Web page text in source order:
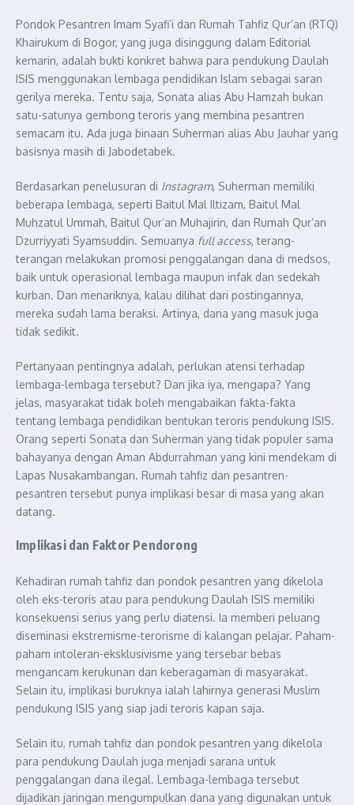
Pondok Pesantren Imam Syafi’i dan Rumah Tahfiz Qur’an (RTQ)
Khairukum di Bogor, yang juga disinggung dalam Editorial
kemarin, adalah bukti konkret bahwa para pendukung Daulah
ISIS menggunakan lembaga pendidikan Islam sebagai saran
gerilya mereka. Tentu saja, Sonata alias Abu Hamzah bukan
satu-satunya gembong teroris yang membina pesantren
semacam itu. Ada juga binaan Suherman alias Abu Jauhar yang
basisnya masih di Jabodetabek.
Berdasarkan penelusuran di Instagram, Suherman memiliki
beberapa lembaga, seperti Baitul Mal Iltizam, Baitul Mal
Muhzatul Ummah, Baitul Qur’an Muhajirin, dan Rumah Qur’an
Dzurriyyati Syamsuddin. Semuanya full access, terang-
terangan melakukan promosi penggalangan dana di medsos,
baik untuk operasional lembaga maupun infak dan sedekah
kurban. Dan menariknya, kalau dilihat dari postingannya,
mereka sudah lama beraksi. Artinya, dana yang masuk juga
tidak sedikit.
Pertanyaan pentingnya adalah, perlukan atensi terhadap
lembaga-lembaga tersebut? Dan jika iya, mengapa? Yang
jelas, masyarakat tidak boleh mengabaikan fakta-fakta
tentang lembaga pendidikan bentukan teroris pendukung ISIS.
Orang seperti Sonata dan Suherman yang tidak populer sama
bahayanya dengan Aman Abdurrahman yang kini mendekam di
Lapas Nusakambangan. Rumah tahfiz dan pesantren-
pesantren tersebut punya implikasi besar di masa yang akan
datang.
Implikasi dan Faktor Pendorong
Kehadiran rumah tahfiz dan pondok pesantren yang dikelola
oleh eks-teroris atau para pendukung Daulah ISIS memiliki
konsekuensi serius yang perlu diatensi. Ia memberi peluang
diseminasi ekstremisme-terorisme di kalangan pelajar. Paham-
paham intoleran-eksklusivisme yang tersebar bebas
mengancam kerukunan dan keberagaman di masyarakat.
Selain itu, implikasi buruknya ialah lahirnya generasi Muslim
pendukung ISIS yang siap jadi teroris kapan saja.
Selain itu, rumah tahfiz dan pondok pesantren yang dikelola
para pendukung Daulah juga menjadi sarana untuk
penggalangan dana ilegal. Lembaga-lembaga tersebut
dijadikan jaringan mengumpulkan dana yang digunakan untuk